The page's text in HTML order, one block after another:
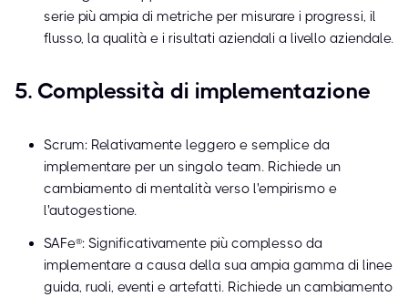
serie più ampia di metriche per misurare i progressi, il
flusso, la qualità e i risultati aziendali a livello aziendale.
5. Complessità di implementazione
Scrum: Relativamente leggero e semplice da
implementare per un singolo team. Richiede un
cambiamento di mentalità verso l'empirismo e
l'autogestione.
SAFe®: Significativamente più complesso da
implementare a causa della sua ampia gamma di linee
guida, ruoli, eventi e artefatti. Richiede un cambiamento